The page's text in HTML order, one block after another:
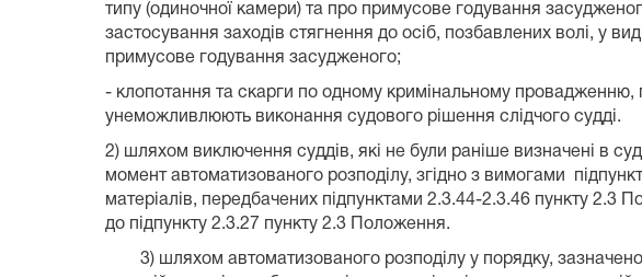
типу (одиночної камери) та про примусове годування
застосування заходів стягнення до осіб, позбавлених волі, у
примусове годування засудженого;
- клопотання та скарги по одному кримінальному
унеможливлюють виконання судового рішення слідчого судді.
2) шляхом виключення суддів, які не були раніше визначені в
момент автоматизованого розподілу, згідно з вимогами
матеріалів, передбачених підпунктами 2.3.44-2.3.46 пункту 2.3
до підпункту 2.3.27 пункту 2.3 Положення.
3) шляхом автоматизованого розподілу у порядку,